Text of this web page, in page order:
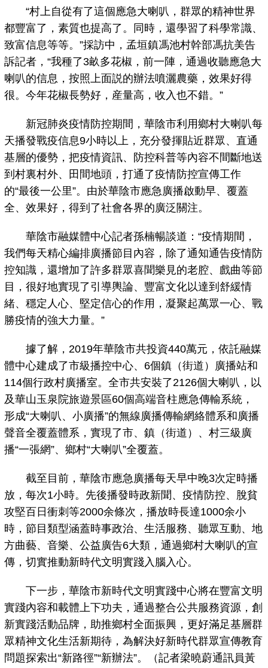
“村上自從有了這個應急大喇叭，群眾的精神世界
都豐富了，素質也提高了。同時，還學習了科學常識、
致富信息等等。”採訪中，孟垣鎮馮池村幹部馮抗美告
訴記者，“我種了3畝多花椒，前一陣，通過收聽應急大
喇叭的信息，按照上面説的辦法噴灑農藥，效果好得
很。今年花椒長勢好，産量高，收入也不錯。”
新冠肺炎疫情防控期間，華陰市利用鄉村大喇叭每
天播發戰疫信息9小時以上，充分發揮貼近群眾、直通
基層的優勢，把疫情資訊、防控科普等內容不間斷地送
到村裏村外、田間地頭，打通了疫情防控宣傳工作
的“最後一公里”。由於華陰市應急廣播啟動早、覆蓋
全、效果好，得到了社會各界的廣泛關注。
華陰市融媒體中心記者孫楠暢談道：“疫情期間，
我們每天精心編排廣播節目內容，除了通知通告疫情防
控知識，還增加了許多群眾喜聞樂見的老腔、戲曲等節
目，很好地實現了引導輿論、豐富文化以達到舒緩情
緒、穩定人心、堅定信心的作用，凝聚起萬眾一心、戰
勝疫情的強大力量。”
據了解，2019年華陰市共投資440萬元，依託融媒
體中心建成了市級播控中心、6個鎮（街道）廣播站和
114個行政村廣播室。全市共安裝了2126個大喇叭，以
及華山玉泉院旅遊景區60個高端音柱應急傳輸系統，
形成“大喇叭、小廣播”的無線廣播傳輸網絡體系和廣播
聲音全覆蓋體系，實現了市、鎮（街道）、村三級廣
播“一張網”、鄉村“大喇叭”全覆蓋。
截至目前，華陰市應急廣播每天早中晚3次定時播
放，每次1小時。先後播發時政新聞、疫情防控、脫貧
攻堅百日衝刺等2000余條次，播放時長達1000余小
時，節目類型涵蓋時事政治、生活服務、聽眾互動、地
方曲藝、音樂、公益廣告6大類，通過鄉村大喇叭的宣
傳，切實推動新時代文明實踐入腦入心。
下一步，華陰市新時代文明實踐中心將在豐富文明
實踐內容和載體上下功夫，通過整合公共服務資源，創
新實踐活動品牌，助推鄉村全面振興，更好滿足基層群
眾精神文化生活新期待，為解決好新時代群眾宣傳教育
問題探索出“新路徑”“新辦法”。（記者梁曉蔚通訊員黃